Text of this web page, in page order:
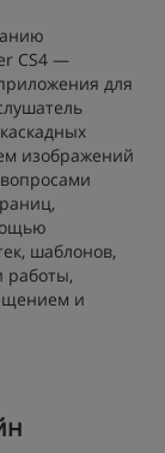
CS4 —
для
изображений
шаблонов,
работы,
и